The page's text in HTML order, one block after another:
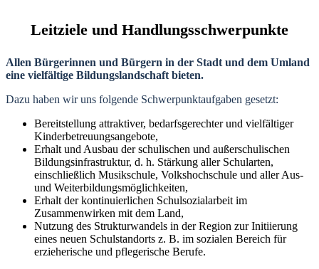
Leitziele und Handlungsschwerpunkte
Allen Bürgerinnen und Bürgern in der Stadt und dem Umland
eine vielfältige Bildungslandschaft bieten.
Dazu haben wir uns folgende Schwerpunktaufgaben gesetzt:
Bereitstellung attraktiver, bedarfsgerechter und vielfältiger
Kinderbetreuungsangebote,
Erhalt und Ausbau der schulischen und außerschulischen
Bildungsinfrastruktur, d. h. Stärkung aller Schularten,
einschließlich Musikschule, Volkshochschule und aller Aus-
und Weiterbildungsmöglichkeiten,
Erhalt der kontinuierlichen Schulsozialarbeit im
Zusammenwirken mit dem Land,
Nutzung des Strukturwandels in der Region zur Initiierung
eines neuen Schulstandorts z. B. im sozialen Bereich für
erzieherische und pflegerische Berufe.